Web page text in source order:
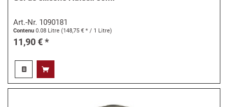
Art.-Nr. 1090181
Contenu0.08 Litre(148,75 € * / 1 Litre)
11,90 € *